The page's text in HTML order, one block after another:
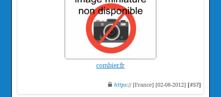
combier.fr
https:// [France] [02-08-2012] [#57]